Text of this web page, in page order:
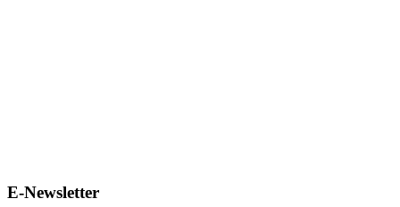
E-Newsletter